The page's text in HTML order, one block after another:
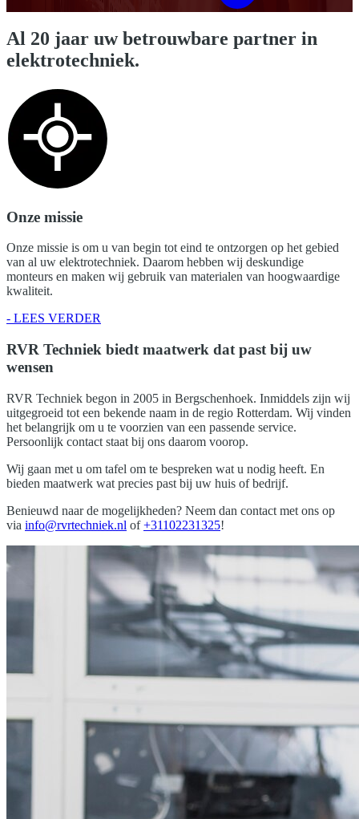
Al 20 jaar uw betrouwbare partner in
elektrotechniek.
Onze missie
Onze missie is om u van begin tot eind te ontzorgen op het gebied
van al uw elektrotechniek. Daarom hebben wij deskundige
monteurs en maken wij gebruik van materialen van hoogwaardige
kwaliteit.
- LEES VERDER
RVR Techniek biedt maatwerk dat past bij uw
wensen
RVR Techniek begon in 2005 in Bergschenhoek. Inmiddels zijn wij
uitgegroeid tot een bekende naam in de regio Rotterdam. Wij vinden
het belangrijk om u te voorzien van een passende service.
Persoonlijk contact staat bij ons daarom voorop.
Wij gaan met u om tafel om te bespreken wat u nodig heeft. En
bieden maatwerk wat precies past bij uw huis of bedrijf.
Benieuwd naar de mogelijkheden? Neem dan contact met ons op
via info@rvrtechniek.nl of +31102231325!